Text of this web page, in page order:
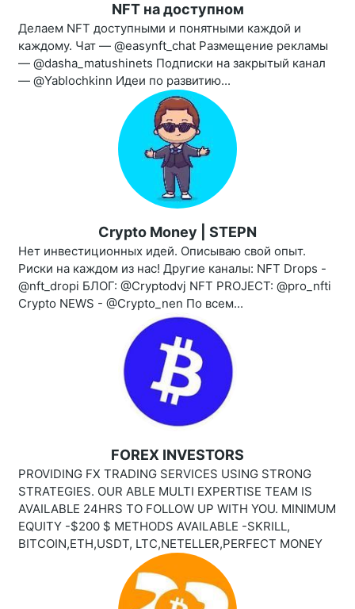
NFT на доступном
Делаем NFT доступными и понятными каждой и
каждому. Чат — @easynft_chat Размещение рекламы
— @dasha_matushinets Подписки на закрытый канал
— @Yablochkinn Идеи по развитию...
Crypto Money | STEPN
Нет инвестиционных идей. Описываю свой опыт.
Риски на каждом из нас! Другие каналы: NFT Drops -
@nft_dropi БЛОГ: @Cryptodvj NFT PROJECT: @pro_nfti
Crypto NEWS - @Crypto_nen По всем...
FOREX INVESTORS
PROVIDING FX TRADING SERVICES USING STRONG
STRATEGIES. OUR ABLE MULTI EXPERTISE TEAM IS
AVAILABLE 24HRS TO FOLLOW UP WITH YOU. MINIMUM
EQUITY -$200 $ METHODS AVAILABLE -SKRILL,
BITCOIN,ETH,USDT, LTC,NETELLER,PERFECT MONEY